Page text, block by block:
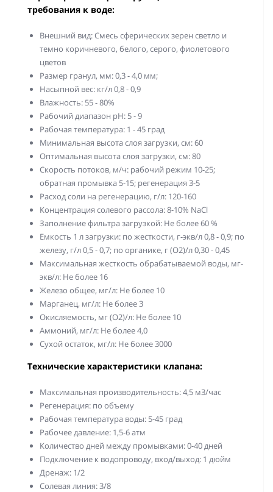
требования к воде:
Внешний вид: Смесь сферических зерен светло и
темно коричневого, белого, серого, фиолетового
цветов
Размер гранул, мм: 0,3 - 4,0 мм;
Насыпной вес: кг/л 0,8 - 0,9
Влажность: 55 - 80%
Рабочий диапазон рН: 5 - 9
Рабочая температура: 1 - 45 град
Минимальная высота слоя загрузки, см: 60
Оптимальная высота слоя загрузки, см: 80
Скорость потоков, м/ч: рабочий режим 10-25;
обратная промывка 5-15; регенерация 3-5
Расход соли на регенерацию, г/л: 120-160
Концентрация солевого рассола: 8-10% NaCl
Заполнение фильтра загрузкой: Не более 60 %
Емкость 1 л загрузки: по жесткости, г-экв/л 0,8 - 0,9; по
железу, г/л 0,5 - 0,7; по органике, г (О2)/л 0,30 - 0,45
Максимальная жесткость обрабатываемой воды, мг-
экв/л: Не более 16
Железо общее, мг/л: Не более 10
Марганец, мг/л: Не более 3
Окисляемость, мг (О2)/л: Не более 10
Аммоний, мг/л: Не более 4,0
Сухой остаток, мг/л: Не более 3000
Технические характеристики клапана:
Максимальная производительность: 4,5 м3/час
Регенерация: по объему
Рабочая температура воды: 5-45 град
Рабочее давление: 1,5-6 атм
Количество дней между промывками: 0-40 дней
Подключение к водопроводу, вход/выход: 1 дюйм
Дренаж: 1/2
Солевая линия: 3/8